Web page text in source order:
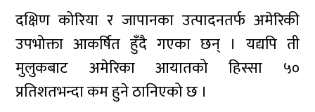
दक्षिण कोरिया र जापानका उत्पादनतर्फ अमेरिकी
उपभोक्ता आकर्षित हुँदै गएका छन् । यद्यपि ती
मुलुकबाट अमेरिका आयातको हिस्सा ५०
प्रतिशतभन्दा कम हुने ठानिएको छ ।